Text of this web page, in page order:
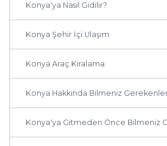
Konya'ya Nasıl Gidilir?
Konya Şehir İçi Ulaşım
Konya Araç Kiralama
Konya Hakkında Bilmeniz
Konya'ya Gitmeden Önce Bilmeniz